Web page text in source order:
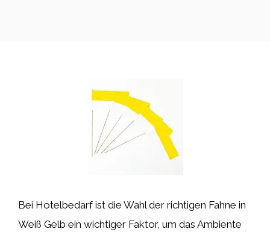
Bei Hotelbedarf ist die Wahl der richtigen Fahne in
Weiß Gelb ein wichtiger Faktor, um das Ambiente